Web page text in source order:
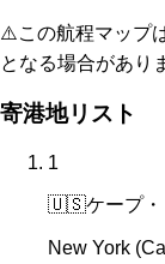
⚠️この航程マップ
となる場合があり
寄港地リスト
1
🇺🇸ケープ・
New York